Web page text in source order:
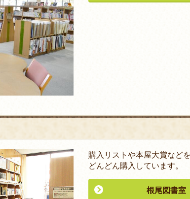
購入リストや本屋大賞など
どんどん購入しています。
根尾図書室